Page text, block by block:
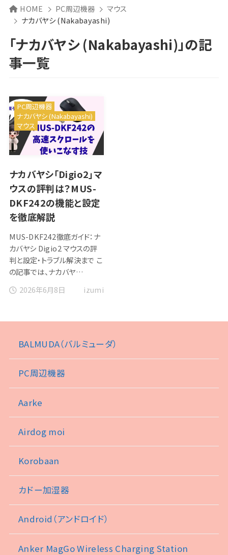
HOME PC周辺機器
マウス
ナカバヤシ (Nakabayashi)
「ナカバヤシ (Nakabayashi)」の記
事一覧
ナカバヤシ「Digio2」マ
ウスの評判は？MUS-
DKF242の機能と設定
を徹底解説
MUS-DKF242徹底ガイド：ナ
カバヤシ Digio2 マウスの評
判と設定・トラブル解決まで こ
の記事では、ナカバヤ…
2026年6月8日
PC周辺機器
ナカバヤシ (Nakabayashi)
マウス
izumi
BALMUDA（バルミューダ）
PC周辺機器
Aarke
Airdog moi
Korobaan
カドー加湿器
Android（アンドロイド）
Anker MagGo Wireless Charging Station